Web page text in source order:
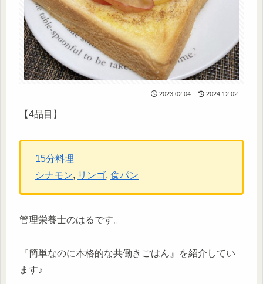
2023.02.04 2024.12.02
【4品目】
15分料理
シナモン, リンゴ, 食パン
管理栄養士のはるです。
『簡単なのに本格的な共働きごはん』を紹介してい
ます♪